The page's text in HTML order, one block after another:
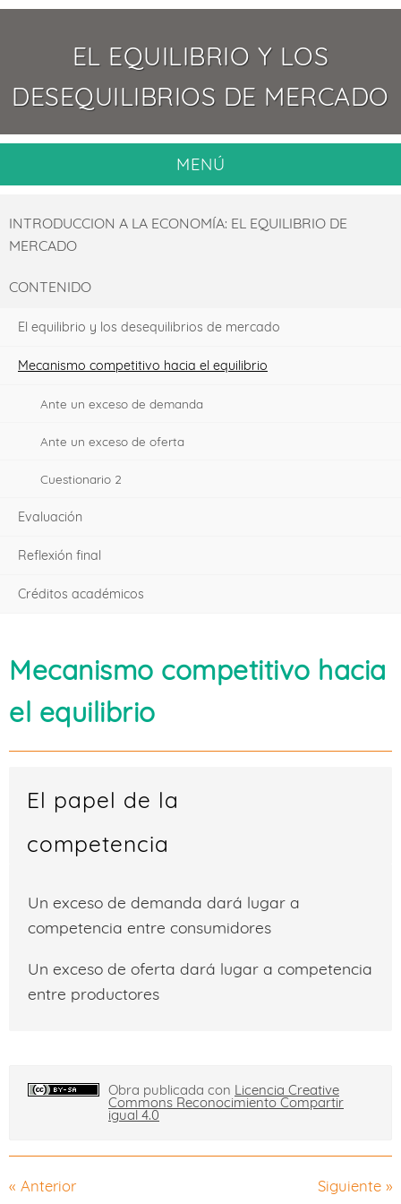
Saltar la navegación
EL EQUILIBRIO Y LOS
DESEQUILIBRIOS DE MERCADO
MENÚ
INTRODUCCION A LA ECONOMÍA: EL EQUILIBRIO DE
MERCADO
CONTENIDO
El equilibrio y los desequilibrios de mercado
Mecanismo competitivo hacia el equilibrio
Ante un exceso de demanda
Ante un exceso de oferta
Cuestionario 2
Evaluación
Reflexión final
Créditos académicos
Mecanismo competitivo hacia
el equilibrio
El papel de la
competencia
Un exceso de demanda dará lugar a
competencia entre consumidores
Un exceso de oferta dará lugar a competencia
entre productores
Obra publicada con Licencia Creative
Commons Reconocimiento Compartir
igual 4.0
« Anterior Siguiente »